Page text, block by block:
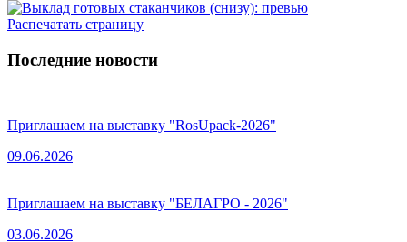
Распечатать страницу
Последние новости
Приглашаем на выставку "RosUpack-2026"
09.06.2026
Приглашаем на выставку "БЕЛАГРО - 2026"
03.06.2026